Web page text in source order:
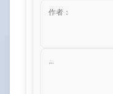
作者：
...